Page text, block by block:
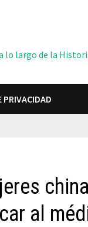
lo largo de la
PRIVACIDAD
al